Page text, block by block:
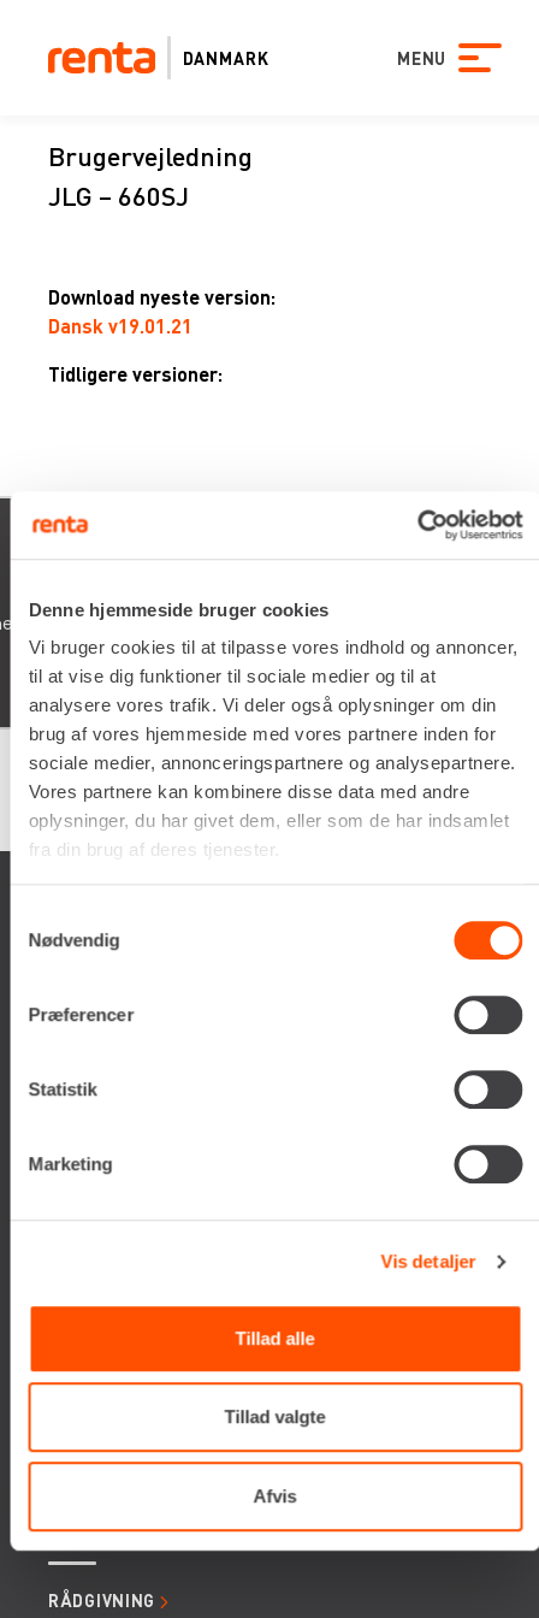
Denne hjemmeside bruger cookies
Vi bruger cookies til at tilpasse vores indhold og annoncer,
til at vise dig funktioner til sociale medier og til at
analysere vores trafik. Vi deler også oplysninger om din
brug af vores hjemmeside med vores partnere inden for
sociale medier, annonceringspartnere og analysepartnere.
Vores partnere kan kombinere disse data med andre
oplysninger, du har givet dem, eller som de har indsamlet
fra din brug af deres tjenester.
Nødvendig
Præferencer
Statistik
Marketing
Vis detaljer
Tillad alle
Tillad valgte
Afvis
DANMARK MENU
Brugervejledning
JLG – 660SJ
Download nyeste version:
Dansk v19.01.21
Tidligere versioner:
Schyssta hjälpsamma människor jobbar här, de flesta
iallafall. Man får alltid kaffe te vatten o dricka under
man vöntar på sin tur. 5/5
Google samlet bedømmelse er 4.5af 5,
på basis af150 anmeldelser
Renta A/S
Tlf. +45 70206242
SERVICES
RÅDGIVNING